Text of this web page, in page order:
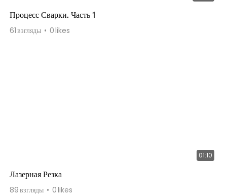
Процесс Сварки. Часть 1
61взгляды 0likes
01:10
Лазерная Резка
89взгляды 0likes